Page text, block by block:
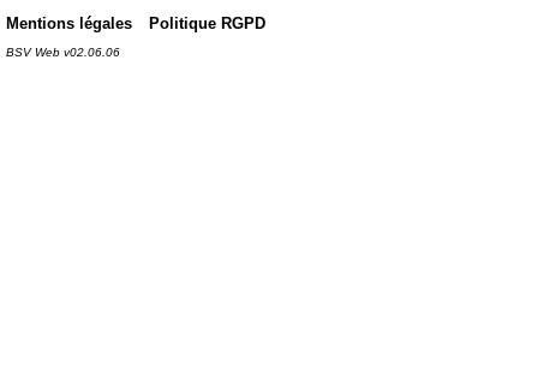
Mentions légales Politique RGPD
BSV Web v02.06.06